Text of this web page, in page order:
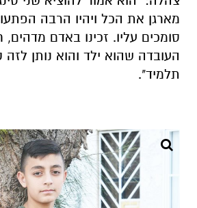
מארגן את הכל ויהיו הרבה
סומכים עליו. זכינו באדם מדהים,
העובדה שהוא ילד והוא נותן
תלמיד".